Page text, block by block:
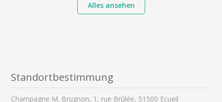
Alles ansehen
Standortbestimmung
Champagne M. Brugnon, 1, rue Brûlée, 51500 Ecueil